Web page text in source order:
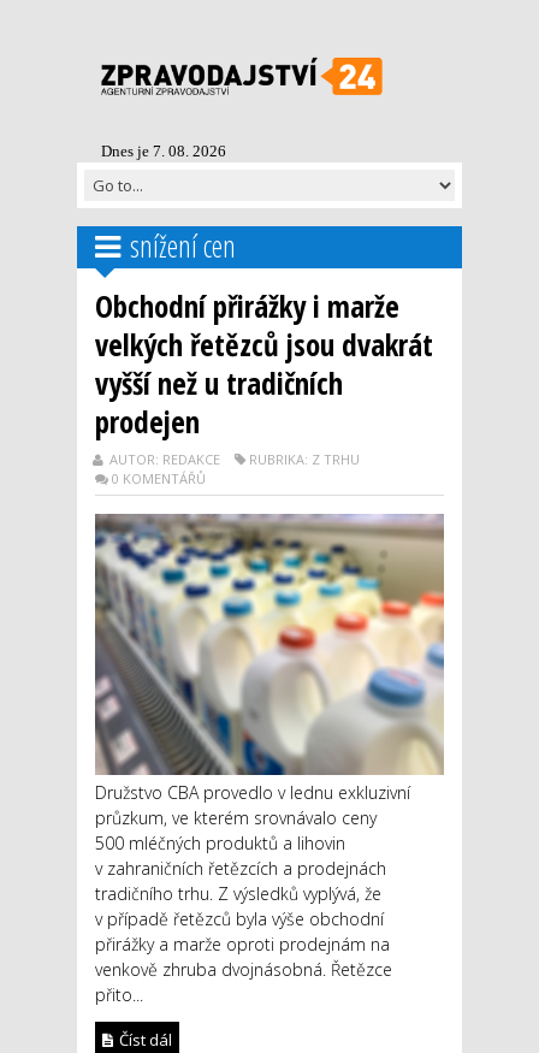
Dnes je 7. 08. 2026
snížení cen
Obchodní přirážky i marže
velkých řetězců jsou dvakrát
vyšší než u tradičních
prodejen
AUTOR: REDAKCE
RUBRIKA: Z TRHU
0 KOMENTÁŘŮ
Družstvo CBA provedlo v lednu exkluzivní
průzkum, ve kterém srovnávalo ceny
500 mléčných produktů a lihovin
v zahraničních řetězcích a prodejnách
tradičního trhu. Z výsledků vyplývá, že
v případě řetězců byla výše obchodní
přirážky a marže oproti prodejnám na
venkově zhruba dvojnásobná. Řetězce
přito...
Číst dál